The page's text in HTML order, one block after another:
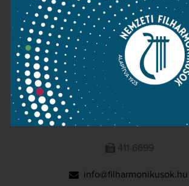
NATIONAL
1095 Budapest, Komor Marcell u.
411-6600
411-6699
info@filharmonikusok.hu